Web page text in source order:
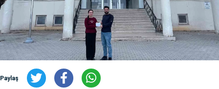
Paylaş